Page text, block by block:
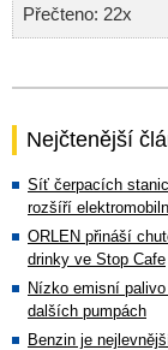
Přečteno: 22x
Nejčtenější
Síť čerpacích
rozšíří
ORLEN přináší
drinky ve Stop Cafe
Nízko emisní
dalších pumpách
Benzin je